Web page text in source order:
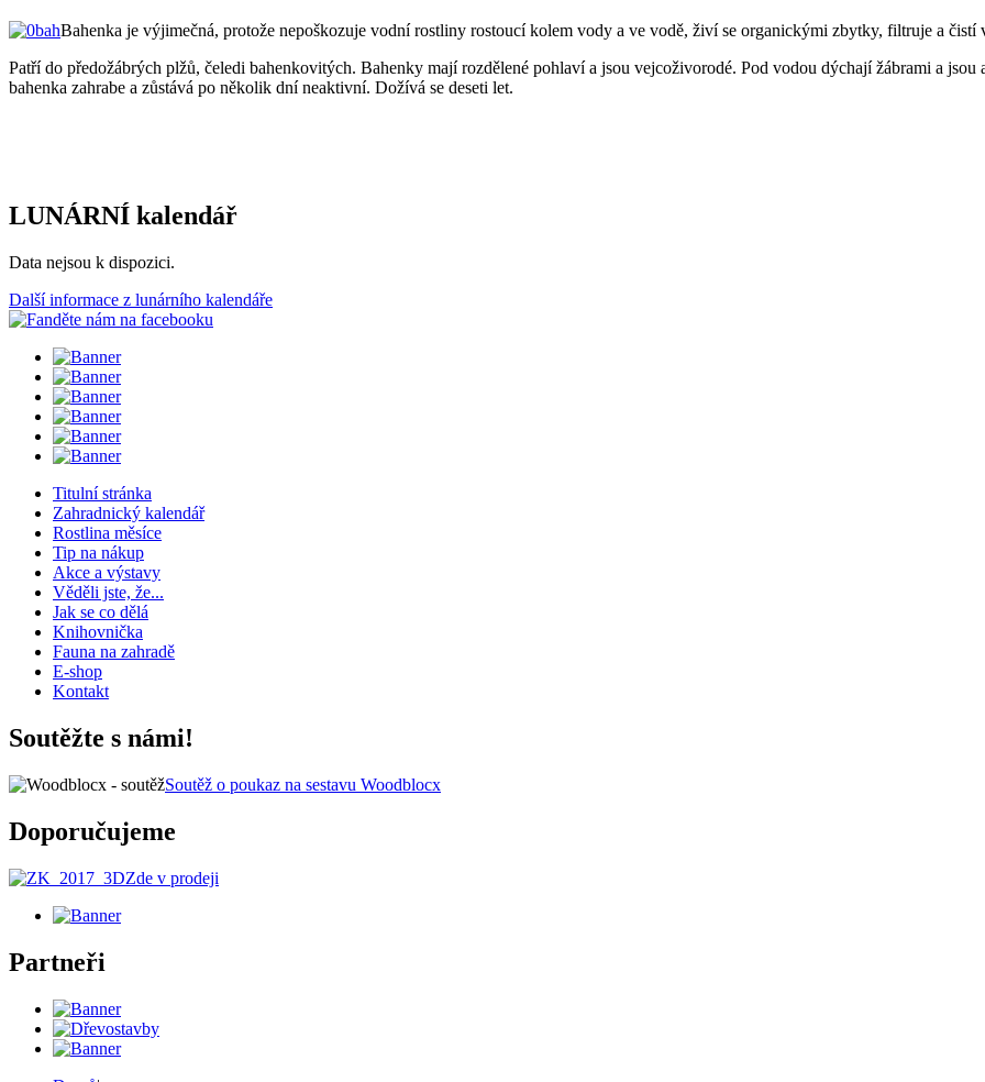
Bahenka je výjimečná, protože nepoškozuje vodní rostliny rostoucí kolem vody a ve vodě, živí se organickými zbytky, filtruje a čistí
Patří do předožábrých plžů, čeledi bahenkovitých. Bahenky mají rozdělené pohlaví a jsou vejcoživorodé. Pod vodou dýchají žábrami a
bahenka zahrabe a zůstává po několik dní neaktivní. Dožívá se deseti let.
LUNÁRNÍ kalendář
Data nejsou k dispozici.
Další informace z lunárního kalendáře
Titulní stránka
Zahradnický kalendář
Rostlina měsíce
Tip na nákup
Akce a výstavy
Věděli jste, že...
Jak se co dělá
Knihovnička
Fauna na zahradě
E-shop
Kontakt
Soutěžte s námi!
Soutěž o poukaz na sestavu Woodblocx
Doporučujeme
Zde v prodeji
Partneři